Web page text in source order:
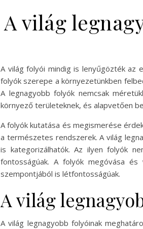
A világ
A világ folyói mindig is lenyűgözték az
folyók szerepe a környezetünkben
A legnagyobb folyók nemcsak
környező területeknek, és alapvetően
A folyók kutatása és megismerése
a természetes rendszerek. A világ
is kategorizálhatók. Az ilyen folyók
fontosságúak. A folyók megóvása
szempontjából is létfontosságúak.
A világ
A világ legnagyobb folyóinak